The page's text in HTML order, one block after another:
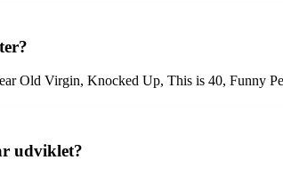
Old Virgin, Knocked Up, This is 40, Funny
udviklet?